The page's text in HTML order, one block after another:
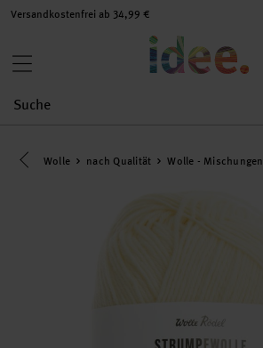
Versandkostenfrei ab 34,99 €
Eine Kategorie zurück navigieren
Wolle nach Qualität Wolle - Mischungen